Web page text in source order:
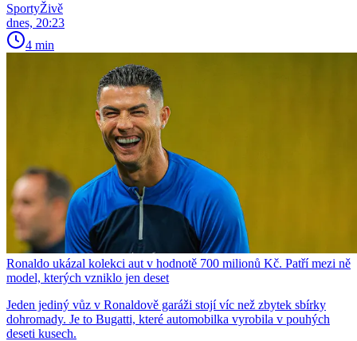
SportyŽivě
dnes, 20:23
4 min
Ronaldo ukázal kolekci aut v hodnotě 700 milionů Kč. Patří mezi ně
model, kterých vzniklo jen deset
Jeden jediný vůz v Ronaldově garáži stojí víc než zbytek sbírky
dohromady. Je to Bugatti, které automobilka vyrobila v pouhých
deseti kusech.